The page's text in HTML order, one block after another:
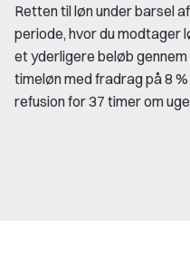
Retten til løn under barsel
periode, hvor du modtager
et yderligere beløb
timeløn med fradrag på 8
refusion for 37 timer om